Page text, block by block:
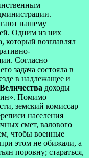
нашему
Одним из них
который возглавлял
Согласно
задача состояла в
в надлежащее и
доходы
Помимо
земский комиссар
населения
смет, валового
чтобы военные
этом не обижали, а
поровну; стараться,